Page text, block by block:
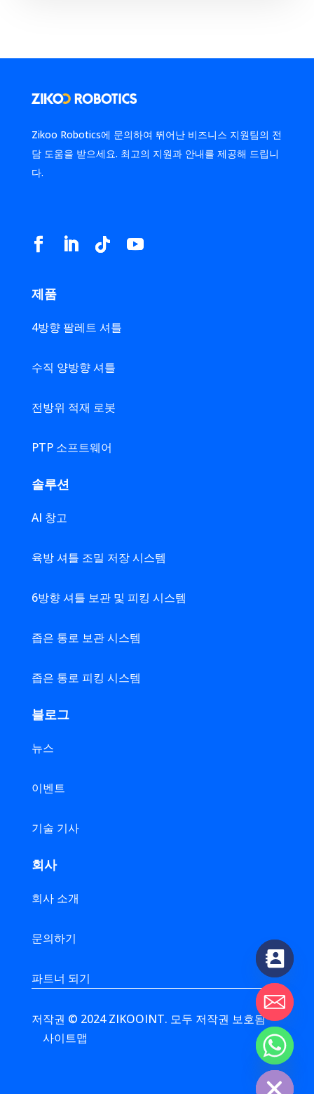
Zikoo Robotics에 문의하여 뛰어난 비즈니스 지원팀의 전
담 도움을 받으세요. 최고의 지원과 안내를 제공해 드립니
다.
제품
4방향 팔레트 셔틀
수직 양방향 셔틀
전방위 적재 로봇
PTP 소프트웨어
솔루션
AI 창고
육방 셔틀 조밀 저장 시스템
6방향 셔틀 보관 및 피킹 시스템
좁은 통로 보관 시스템
좁은 통로 피킹 시스템
블로그
뉴스
이벤트
기술 기사
회사
회사 소개
문의하기
파트너 되기
저작권 © 2024 ZIKOOINT. 모두 저작권 보호됨
사이트맵
Hide
chaty